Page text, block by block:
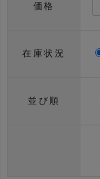
価格
在庫状況
並び順